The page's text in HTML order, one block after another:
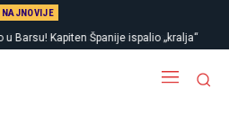
NAJNOVIJE
u Barsu! Kapiten Španije ispalio „kralja“